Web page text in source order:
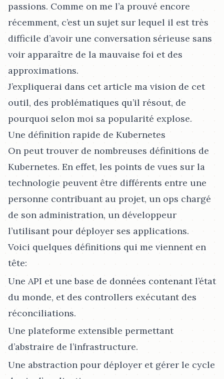
passions. Comme on me l’a prouvé encore
récemment, c’est un sujet sur lequel il est très
difficile d’avoir une conversation sérieuse sans
voir apparaître de la mauvaise foi et des
approximations.
J’expliquerai dans cet article ma vision de cet
outil, des problématiques qu’il résout, de
pourquoi selon moi sa popularité explose.
Une définition rapide de Kubernetes
On peut trouver de nombreuses définitions de
Kubernetes. En effet, les points de vues sur la
technologie peuvent être différents entre une
personne contribuant au projet, un ops chargé
de son administration, un développeur
l’utilisant pour déployer ses applications.
Voici quelques définitions qui me viennent en
tête:
Une API et une base de données contenant l’état
du monde, et des controllers exécutant des
réconciliations.
Une plateforme extensible permettant
d’abstraire de l’infrastructure.
Une abstraction pour déployer et gérer le cycle